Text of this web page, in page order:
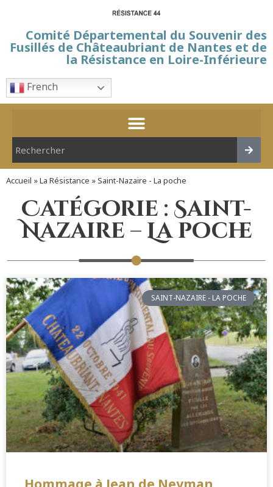
Comité Départemental du Souvenir des
Fusillés de Châteaubriant de Nantes et de
la Résistance en Loire-Inférieure
French
Accueil »La Résistance »Saint-Nazaire - La poche
Catégorie : Saint-
Nazaire – La poche
SAINT-NAZAIRE - LA POCHE